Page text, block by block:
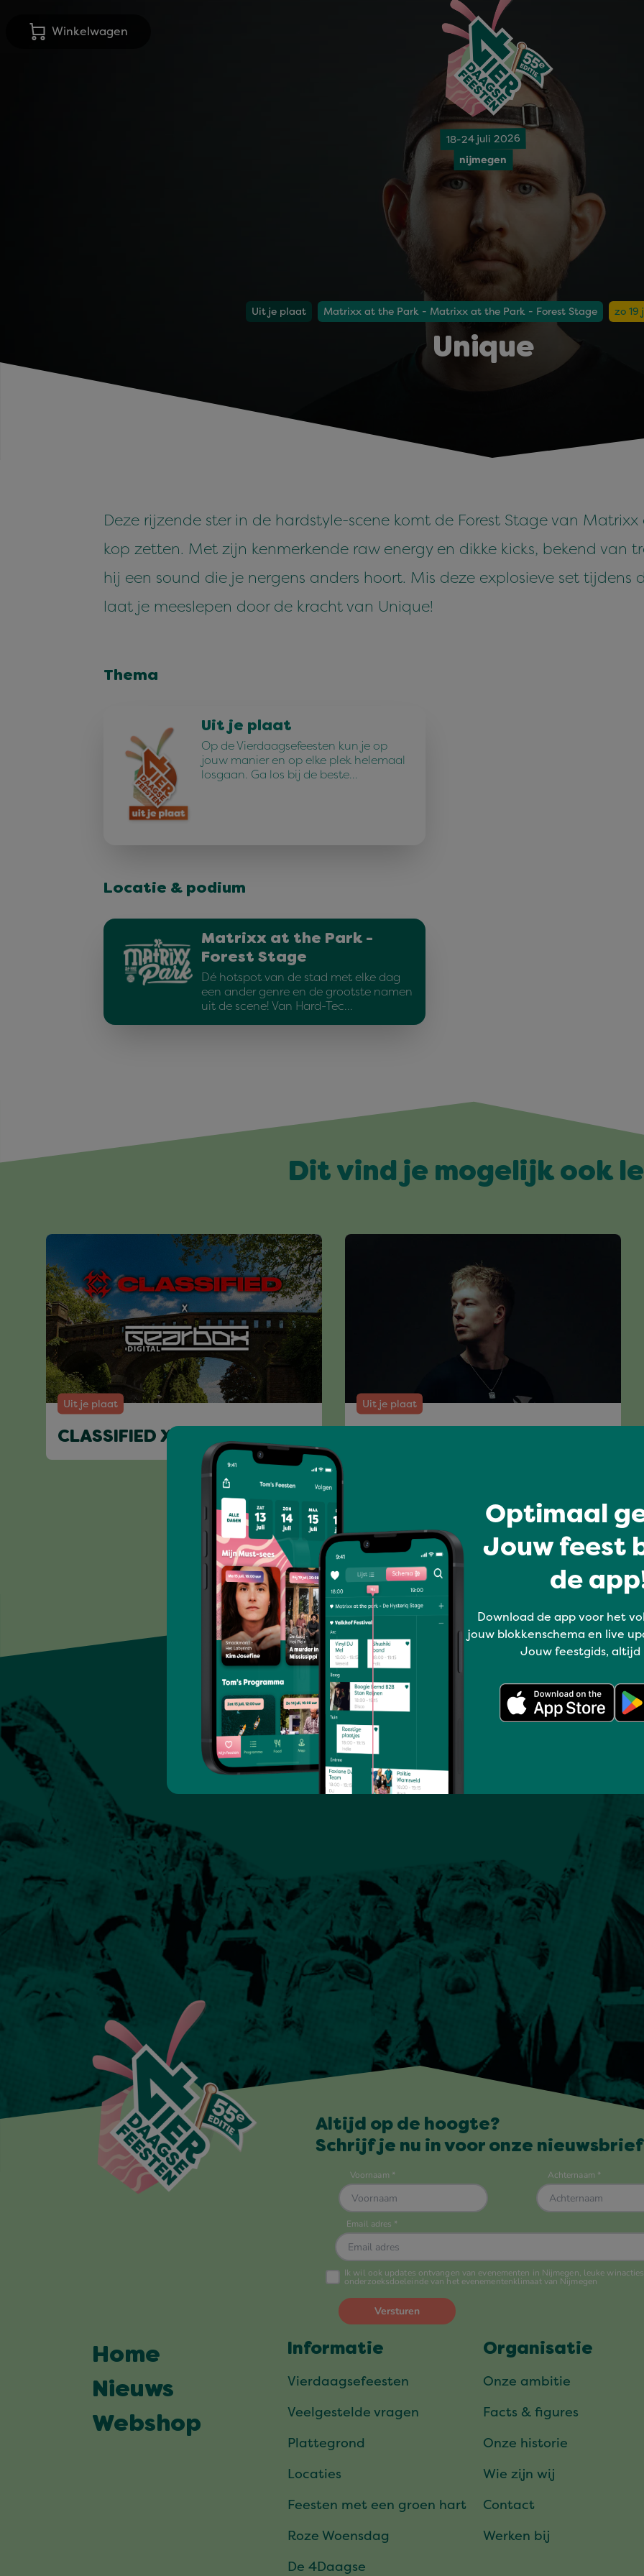
Winkelwagen
18-24 juli 2026
nijmegen
Uit je plaat Matrixx at the Park - Matrixx at the Park - Forest Stage zo 19
Unique
Deze rijzende ster in de hardstyle-scene komt de Forest Stage van
kop zetten. Met zijn kenmerkende raw energy en dikke kicks, bekend van
hij een sound die je nergens anders hoort. Mis deze explosieve set tijdens
laat je meeslepen door de kracht van Unique!
Thema
Uit je plaat
Op de Vierdaagsefeesten kun je op
jouw manier en op elke plek helemaal
losgaan. Ga los bij de beste…
Locatie & podium
Matrixx at the Park -
Forest Stage
Dé hotspot van de stad met elke dag
een ander genre en de grootste namen
uit de scene! Van Hard-Tec…
Dit vind je mogelijk ook
Uit je plaat
CLASSIFIED X GEARBOX
Uit je plaat
Volledig programma
Optimaal
Jouw feest
de
Download de app voor het
jouw blokkenschema en live
Jouw feestgids, altijd
Altijd op de hoogte?
Schrijf je nu in voor onze
Home
Nieuws
Webshop
Informatie
Vierdaagsefeesten
Veelgestelde vragen
Plattegrond
Locaties
Feesten met een groen hart
Roze Woensdag
De 4Daagse
Organisatie
Onze ambitie
Facts & figures
Onze historie
Wie zijn wij
Contact
Werken bij